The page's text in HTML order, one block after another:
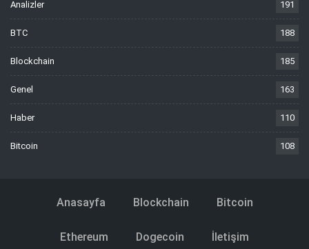
Analizler 191
BTC 188
Blockchain 185
Genel 163
Haber 110
Bitcoin 108
Anasayfa Blockchain Bitcoin
Ethereum Dogecoin İletişim